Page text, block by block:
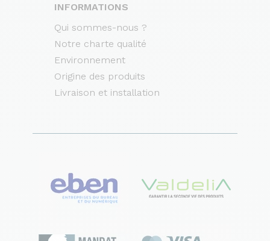
INFORMATIONS
Qui sommes-nous ?
Notre charte qualité
Environnement
Origine des produits
Livraison et installation